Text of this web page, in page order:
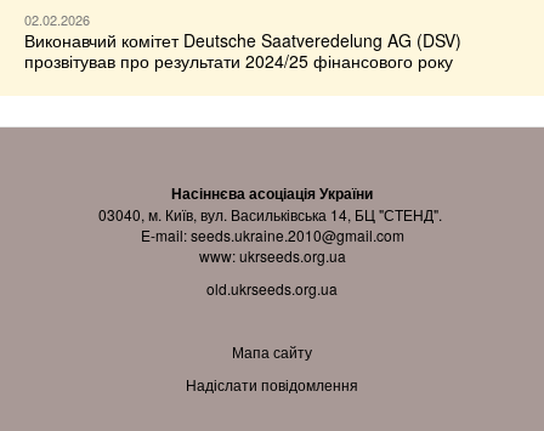
02.02.2026
Виконавчий комітет Deutsche Saatveredelung AG (DSV)
прозвітував про результати 2024/25 фінансового року
Насіннєва асоціація України
03040, м. Київ, вул. Васильківська 14, БЦ "СТЕНД".
E-mail:seeds.ukraine.2010@gmail.com
www:ukrseeds.org.ua
old.ukrseeds.org.ua
Мапа сайту
Надіслати повідомлення